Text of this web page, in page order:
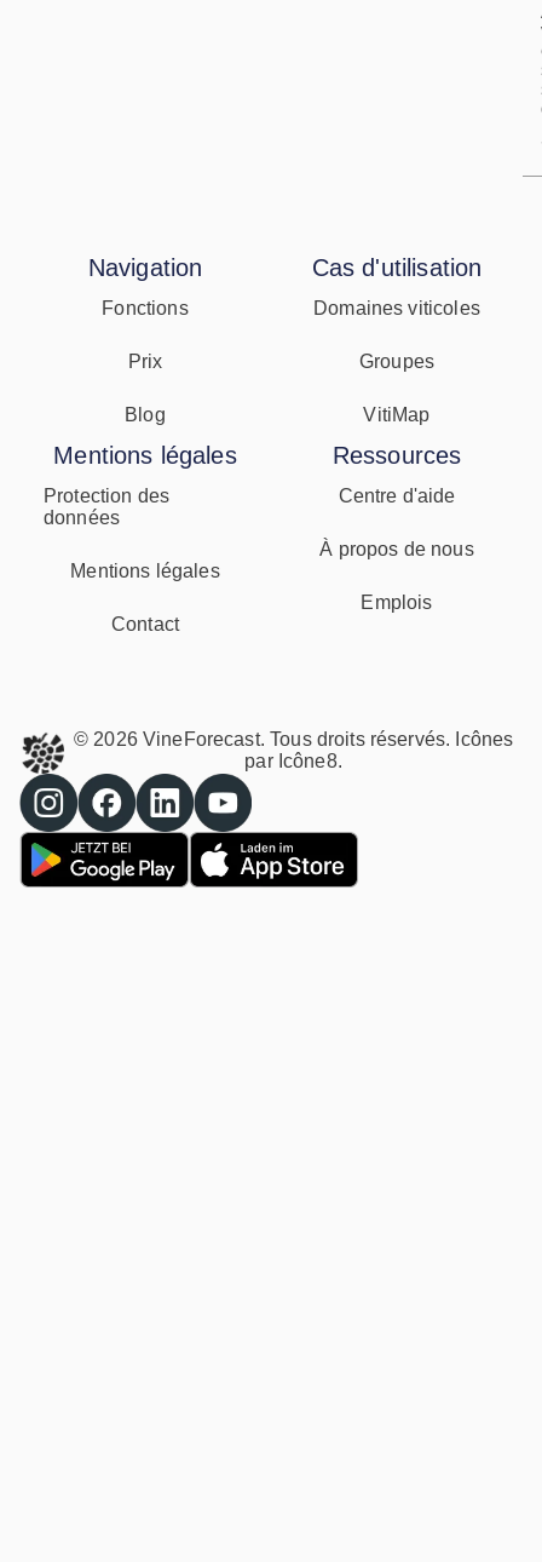
Navigation
Fonctions
Prix
Blog
Cas d'utilisation
Domaines viticoles
Groupes
VitiMap
Mentions légales
Protection des
données
Mentions légales
Contact
Ressources
Centre d'aide
À propos de nous
Emplois
© 2026 VineForecast. Tous droits réservés. Icônes
par Icône8.